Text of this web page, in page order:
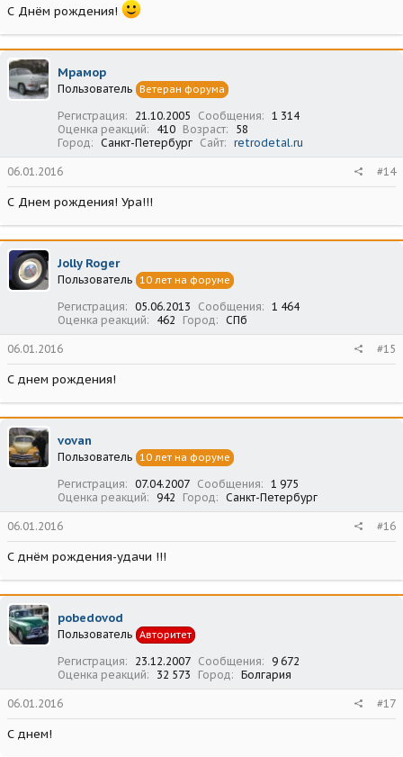
С Днём рождения!
Мрамор
Пользователь Ветеран форума
Регистрация 21.10.2005 Сообщения
1 314
Оценка реакций
410 Возраст
58
Город
Санкт-Петербург Сайт retrodetal.ru
06.01.2016 #14
С Днем рождения! Ура!!!
Jolly Roger
Пользователь 10 лет на форуме
Регистрация 05.06.2013 Сообщения
1 464
Оценка реакций
462 Город СПб
06.01.2016 #15
С днем рождения!
vovan
Пользователь 10 лет на форуме
Регистрация 07.04.2007 Сообщения
1 975
Оценка реакций
942 Город Санкт-Петербург
06.01.2016 #16
С днём рождения-удачи !!!
pobedovod
Пользователь Авторитет
Регистрация 23.12.2007 Сообщения
9 672
Оценка реакций
32 573 Город Болгария
06.01.2016 #17
С днем!